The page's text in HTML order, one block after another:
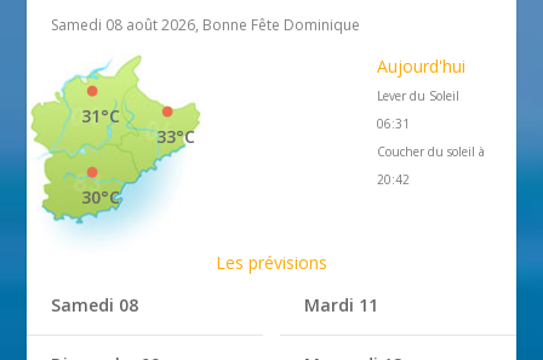
Samedi 08 août 2026, Bonne Fête Dominique
33°C
31°C
30°C
Aujourd'hui
Lever du Soleil
06:31
Coucher du soleil à
20:42
Les prévisions
Samedi 08
Mardi 11